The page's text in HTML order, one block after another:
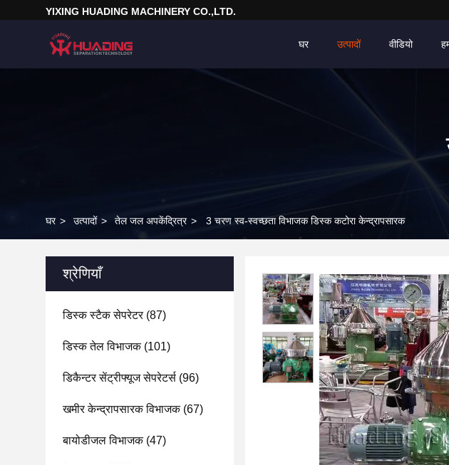
YIXING HUADING MACHINERY CO.,LTD.
घर उत्पादों वीडियो
घर > उत्पादों > तेल जल अपकेंद्रित्र > 3 चरण स्व-स्वच्छता विभाजक डिस्क कटोरा केन्द्रापसारक
श्रेणियाँ
डिस्क स्टैक सेपरेटर(87)
डिस्क तेल विभाजक(101)
डिकैन्टर सेंट्रीफ्यूज सेपरेटर्स (96)
खमीर केन्द्रापसारक विभाजक(67)
बायोडीजल विभाजक(47)